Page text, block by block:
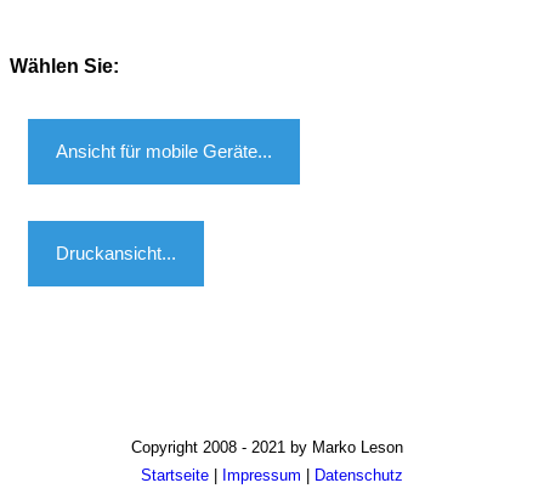
Wählen Sie:
Ansicht für mobile Geräte...
Druckansicht...
Copyright 2008 - 2021 by Marko Leson
Startseite
Impressum Datenschutz